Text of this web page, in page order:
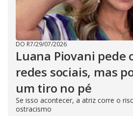
DO R7/29/07/2026
Luana Piovani pede
redes sociais, mas
um tiro no pé
Se isso acontecer, a atriz corre o
ostracismo